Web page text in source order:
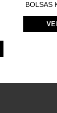
BOLSAS